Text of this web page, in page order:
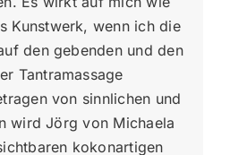
Kunstwerk, wenn ich die
den gebenden und den
Tantramassage
von sinnlichen und
wird Jörg von Michaela
kokonartigen